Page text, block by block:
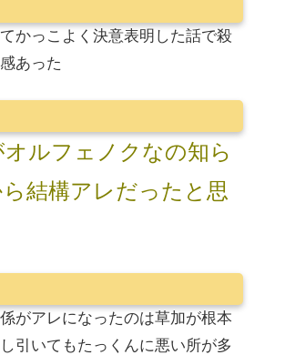
かっこよく決意表明した話で殺
あった
ルフェノクなの知ら
結構アレだったと思
がアレになったのは草加が根本
引いてもたっくんに悪い所が多